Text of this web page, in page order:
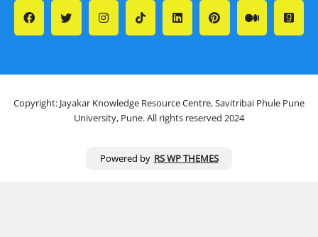
Copyright: Jayakar Knowledge Resource Centre, Savitribai Phule Pune
University, Pune. All rights reserved 2024
Powered by RS WP THEMES